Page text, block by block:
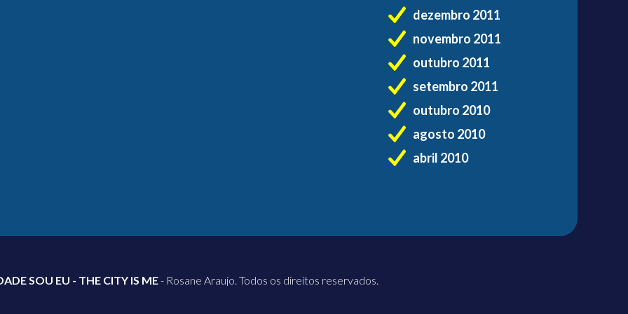
dezembro 2011
novembro 2011
outubro 2011
setembro 2011
outubro 2010
agosto 2010
abril 2010
SOU EU - THE CITY IS ME- Rosane Araujo. Todos os direitos reservados.